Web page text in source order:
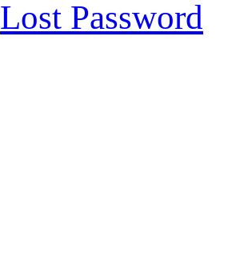
Lost Password